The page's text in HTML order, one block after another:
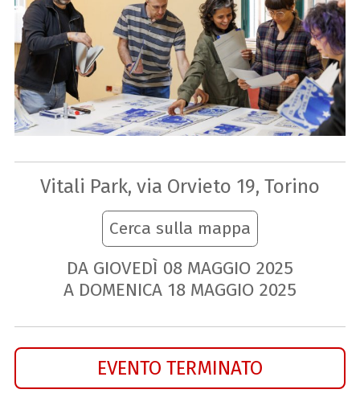
Vitali Park, via Orvieto 19, Torino
Cerca sulla mappa
DA GIOVEDÌ 08 MAGGIO 2025
A DOMENICA 18 MAGGIO 2025
EVENTO TERMINATO